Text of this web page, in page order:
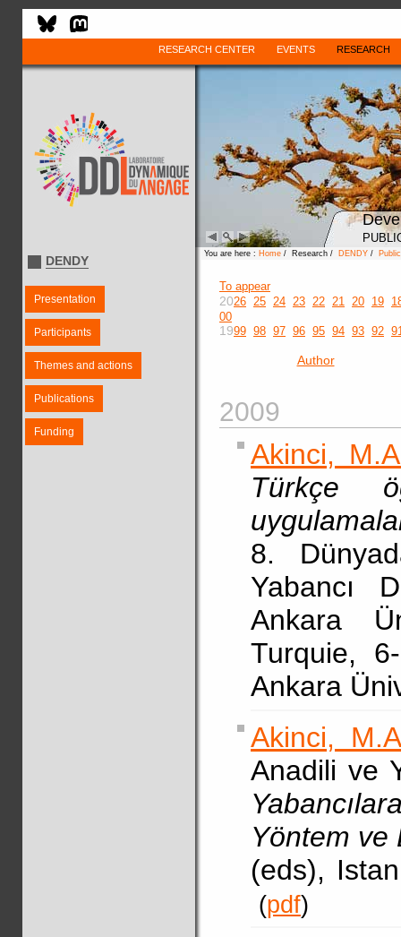
RESEARCH CENTER EVENTS RESEARCH
DENDY
Presentation
Participants
Themes and actions
Publications
Funding
You are here : Home / Research / DENDY /
To appear
2026 25 24 23 22 21 20 19
00
1999 98 97 96 95 94 93 92
Author
2009
Akinci,
Türkçe
8.
Yabancı
Ankara
Turquie,
Ankara
Akinci,
Anadili ve
Yöntem ve
(eds),
(pdf)